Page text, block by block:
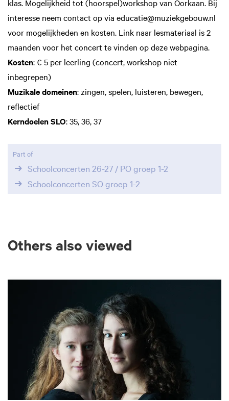
klas. Mogelijkheid tot (hoorspel)workshop van Oorkaan. Bij
interesse neem contact op via educatie@muziekgebouw.nl
voor mogelijkheden en kosten. Link naar lesmateriaal is 2
maanden voor het concert te vinden op deze webpagina.
Kosten: € 5 per leerling (concert, workshop niet
inbegrepen)
Muzikale domeinen: zingen, spelen, luisteren, bewegen,
reflectief
Kerndoelen SLO: 35, 36, 37
Part of
Schoolconcerten 26-27 / PO groep 1-2
Schoolconcerten SO groep 1-2
Others also viewed